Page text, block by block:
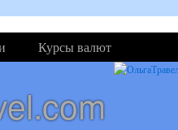
Курсы валют